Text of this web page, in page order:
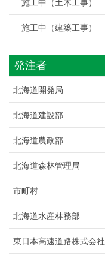
施工中（土木工事）
施工中（建築工事）
発注者
北海道開発局
北海道建設部
北海道農政部
北海道森林管理局
市町村
北海道水産林務部
東日本高速道路株式会社